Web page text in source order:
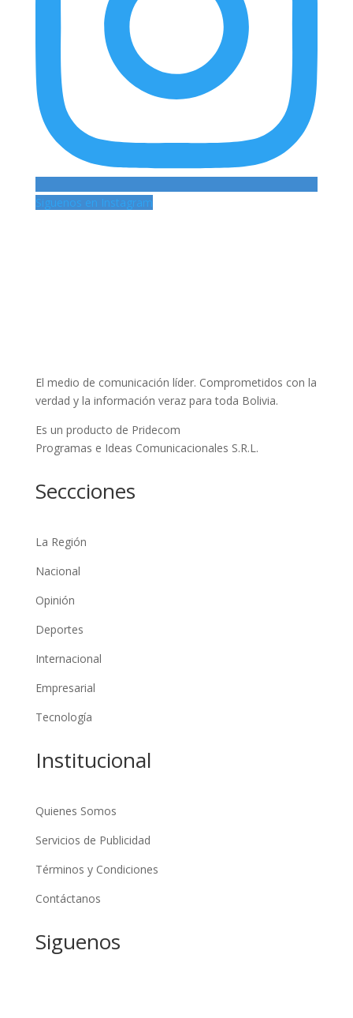
Siguenos en Instagram
El medio de comunicación líder. Comprometidos con la
verdad y la información veraz para toda Bolivia.
Es un producto de Pridecom
Programas e Ideas Comunicacionales S.R.L.
Seccciones
La Región
Nacional
Opinión
Deportes
Internacional
Empresarial
Tecnología
Institucional
Quienes Somos
Servicios de Publicidad
Términos y Condiciones
Contáctanos
Siguenos